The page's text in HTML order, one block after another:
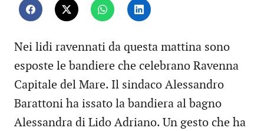
Nei lidi ravennati da questa mattina sono
esposte le bandiere che celebrano Ravenna
Capitale del Mare. Il sindaco Alessandro
Barattoni ha issato la bandiera al bagno
Alessandra di Lido Adriano. Un gesto che ha